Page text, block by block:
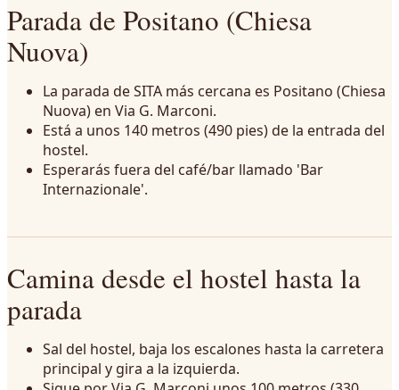
Parada de Positano (Chiesa
Nuova)
La parada de SITA más cercana es Positano (Chiesa
Nuova) en Via G. Marconi.
Está a unos 140 metros (490 pies) de la entrada del
hostel.
Esperarás fuera del café/bar llamado 'Bar
Internazionale'.
Camina desde el hostel hasta la
parada
Sal del hostel, baja los escalones hasta la carretera
principal y gira a la izquierda.